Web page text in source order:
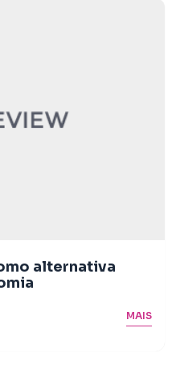
alternativa
MAIS